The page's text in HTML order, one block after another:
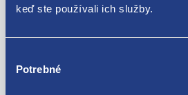
keď ste používali ich služby.
súhlasu
Potrebné
skladom 5+ ks
39.78 EUR